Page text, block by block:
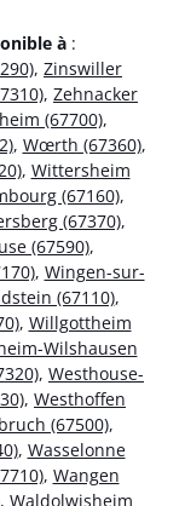
à :
, Zinswiller
, Zehnacker
(67700),
, Wœrth (67360),
, Wittersheim
(67160),
(67370),
(67590),
, Wingen-sur-
(67110),
, Willgottheim
Wilshausen
, Westhouse-
, Westhoffen
(67500),
, Wasselonne
, Wangen
, Waldolwisheim